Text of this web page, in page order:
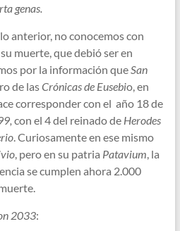
genas.
anterior, no conocemos con
muerte, que debió ser en
por la información que San
de lasCrónicas de Eusebio, en
corresponder con el año 18 de
con el 4 del reinado de Herodes
. Curiosamente en ese mismo
, pero en su patria Patavium , la
se cumplen ahora 2.000
2033: